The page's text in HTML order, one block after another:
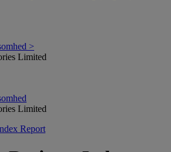
>
Limited
Limited